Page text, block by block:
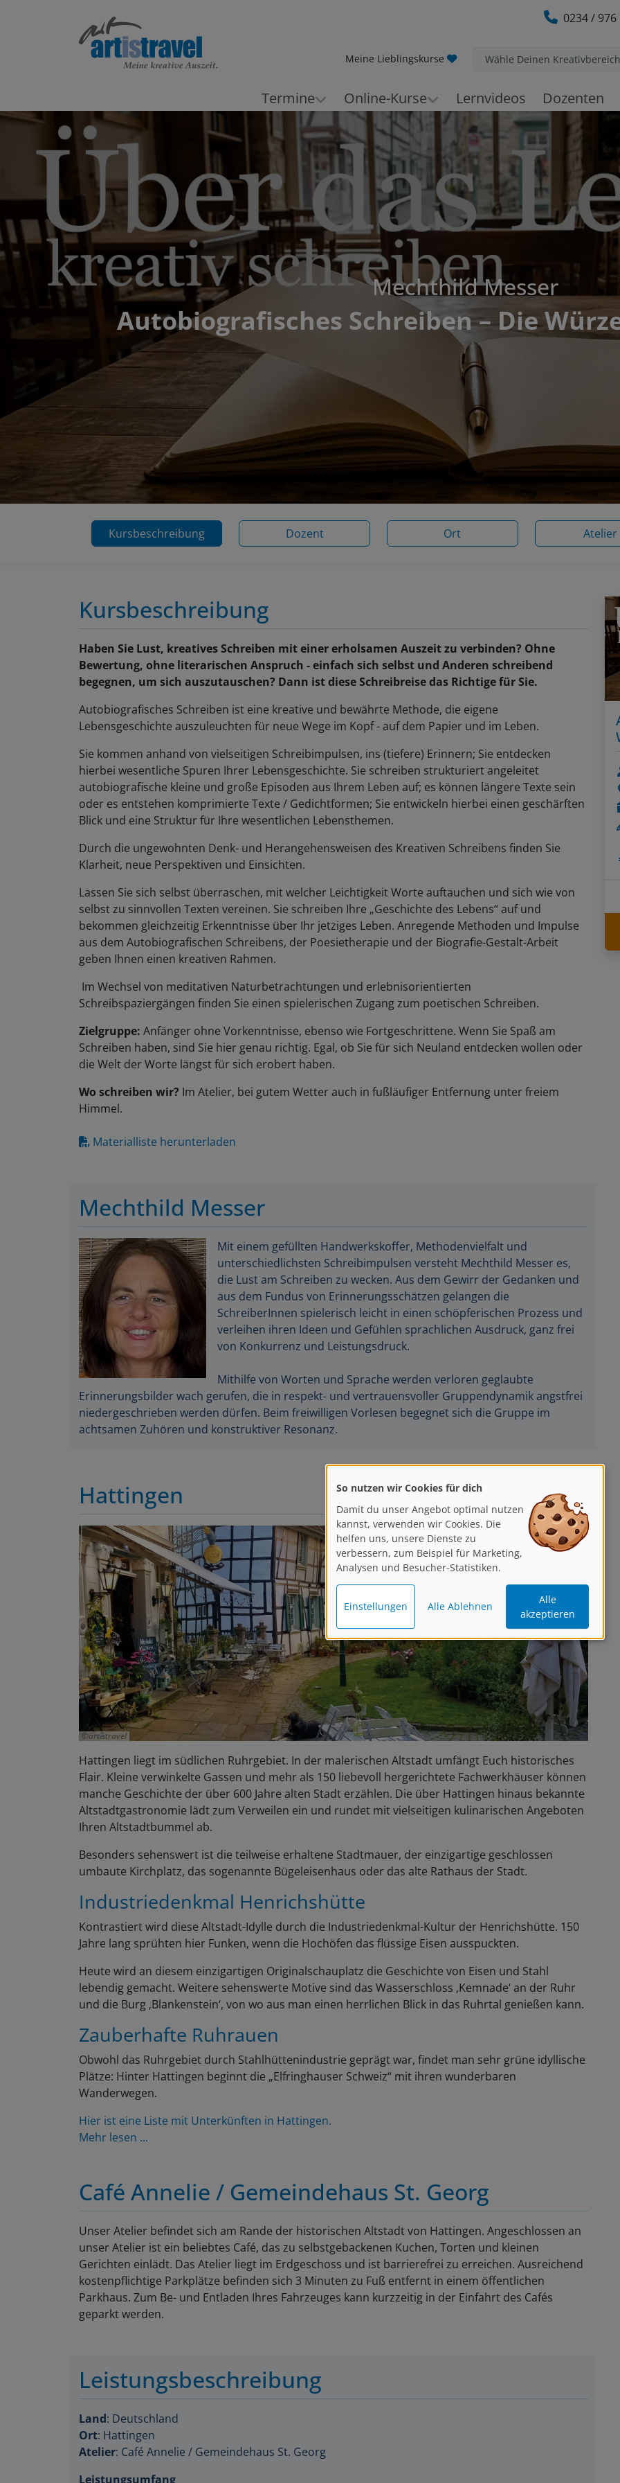
0234 / 976
Meine Lieblingskurse Wähle Deinen Kreativbereich
Termine Online-Kurse Lernvideos Dozenten
Mechthild Messer
Autobiografisches Schreiben – Die
Kursbeschreibung Dozent Ort Atelier
Kursbeschreibung
Haben Sie Lust, kreatives Schreiben mit einer erholsamen Auszeit zu verbinden? Ohne
Bewertung, ohne literarischen Anspruch - einfach sich selbst und Anderen schreibend
begegnen, um sich auszutauschen? Dann ist diese Schreibreise das Richtige für Sie.
Autobiografisches Schreiben ist eine kreative und bewährte Methode, die eigene
Lebensgeschichte auszuleuchten für neue Wege im Kopf - auf dem Papier und im Leben.
Sie kommen anhand von vielseitigen Schreibimpulsen, ins (tiefere) Erinnern; Sie entdecken
hierbei wesentliche Spuren Ihrer Lebensgeschichte. Sie schreiben strukturiert angeleitet
autobiografische kleine und große Episoden aus Ihrem Leben auf; es können längere Texte sein
oder es entstehen komprimierte Texte / Gedichtformen; Sie entwickeln hierbei einen geschärften
Blick und eine Struktur für Ihre wesentlichen Lebensthemen.
Durch die ungewohnten Denk- und Herangehensweisen des Kreativen Schreibens finden Sie
Klarheit, neue Perspektiven und Einsichten.
Lassen Sie sich selbst überraschen, mit welcher Leichtigkeit Worte auftauchen und sich wie von
selbst zu sinnvollen Texten vereinen. Sie schreiben Ihre „Geschichte des Lebens“ auf und
bekommen gleichzeitig Erkenntnisse über Ihr jetziges Leben. Anregende Methoden und Impulse
aus dem Autobiografischen Schreibens, der Poesietherapie und der Biografie-Gestalt-Arbeit
geben Ihnen einen kreativen Rahmen.
Im Wechsel von meditativen Naturbetrachtungen und erlebnisorientierten
Schreibspaziergängen finden Sie einen spielerischen Zugang zum poetischen Schreiben.
Zielgruppe: Anfänger ohne Vorkenntnisse, ebenso wie Fortgeschrittene. Wenn Sie Spaß am
Schreiben haben, sind Sie hier genau richtig. Egal, ob Sie für sich Neuland entdecken wollen oder
die Welt der Worte längst für sich erobert haben.
Wo schreiben wir? Im Atelier, bei gutem Wetter auch in fußläufiger Entfernung unter freiem
Himmel.
Materialliste herunterladen
Mechthild Messer
Mit einem gefüllten Handwerkskoffer, Methodenvielfalt und
unterschiedlichsten Schreibimpulsen versteht Mechthild Messer es,
die Lust am Schreiben zu wecken. Aus dem Gewirr der Gedanken und
aus dem Fundus von Erinnerungsschätzen gelangen die
SchreiberInnen spielerisch leicht in einen schöpferischen Prozess und
verleihen ihren Ideen und Gefühlen sprachlichen Ausdruck, ganz frei
von Konkurrenz und Leistungsdruck.
Mithilfe von Worten und Sprache werden verloren geglaubte
Erinnerungsbilder wach gerufen, die in respekt- und vertrauensvoller Gruppendynamik angstfrei
niedergeschrieben werden dürfen. Beim freiwilligen Vorlesen begegnet sich die Gruppe im
achtsamen Zuhören und konstruktiver Resonanz.
Hattingen
artistravel
Hattingen liegt im südlichen Ruhrgebiet. In der malerischen Altstadt umfängt Euch historisches
Flair. Kleine verwinkelte Gassen und mehr als 150 liebevoll hergerichtete Fachwerkhäuser können
manche Geschichte der über 600 Jahre alten Stadt erzählen. Die über Hattingen hinaus bekannte
Altstadtgastronomie lädt zum Verweilen ein und rundet mit vielseitigen kulinarischen Angeboten
Ihren Altstadtbummel ab.
Besonders sehenswert ist die teilweise erhaltene Stadtmauer, der einzigartige geschlossen
umbaute Kirchplatz, das sogenannte Bügeleisenhaus oder das alte Rathaus der Stadt.
Industriedenkmal Henrichshütte
Kontrastiert wird diese Altstadt-Idylle durch die Industriedenkmal-Kultur der Henrichshütte. 150
Jahre lang sprühten hier Funken, wenn die Hochöfen das flüssige Eisen ausspuckten.
Heute wird an diesem einzigartigen Originalschauplatz die Geschichte von Eisen und Stahl
lebendig gemacht. Weitere sehenswerte Motive sind das Wasserschloss ‚Kemnade‘ an der Ruhr
und die Burg ‚Blankenstein‘, von wo aus man einen herrlichen Blick in das Ruhrtal genießen kann.
Zauberhafte Ruhrauen
Obwohl das Ruhrgebiet durch Stahlhüttenindustrie geprägt war, findet man sehr grüne idyllische
Plätze: Hinter Hattingen beginnt die „Elfringhauser Schweiz“ mit ihren wunderbaren
Wanderwegen.
Hier ist eine Liste mit Unterkünften in Hattingen.
Mehr lesen ...
Café Annelie / Gemeindehaus St. Georg
Unser Atelier befindet sich am Rande der historischen Altstadt von Hattingen. Angeschlossen an
unser Atelier ist ein beliebtes Café, das zu selbstgebackenen Kuchen, Torten und kleinen
Gerichten einlädt. Das Atelier liegt im Erdgeschoss und ist barrierefrei zu erreichen. Ausreichend
kostenpflichtige Parkplätze befinden sich 3 Minuten zu Fuß entfernt in einem öffentlichen
Parkhaus. Zum Be- und Entladen Ihres Fahrzeuges kann kurzzeitig in der Einfahrt des Cafés
geparkt werden.
Leistungsbeschreibung
Land: Deutschland
Ort: Hattingen
Atelier: Café Annelie / Gemeindehaus St. Georg
Leistungsumfang
So nutzen wir Cookies für dich
Damit du unser Angebot optimal nutzen
kannst, verwenden wir Cookies. Die
helfen uns, unsere Dienste zu
verbessern, zum Beispiel für Marketing,
Analysen und Besucher-Statistiken.
Einstellungen Alle Ablehnen
Alle
akzeptieren